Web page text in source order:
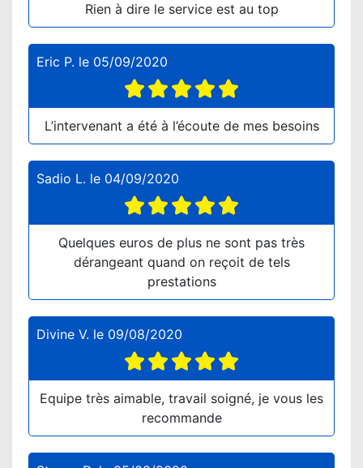
Rien à dire le service est au top
Eric P. le 05/09/2020
L’intervenant a été à l’écoute de mes besoins
Sadio L. le 04/09/2020
Quelques euros de plus ne sont pas très
dérangeant quand on reçoit de tels
prestations
Divine V. le 09/08/2020
Equipe très aimable, travail soigné, je vous les
recommande